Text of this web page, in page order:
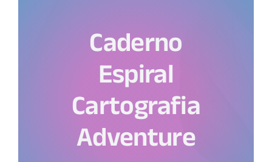
Caderno
Espiral
Cartografia
Adventure